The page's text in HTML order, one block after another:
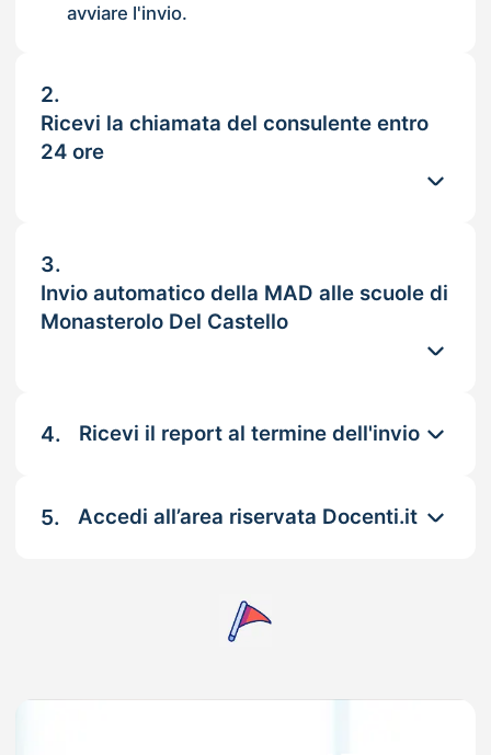
avviare l'invio.
2.
Ricevi la chiamata del consulente entro
24 ore
3.
Invio automatico della MAD alle scuole di
Monasterolo Del Castello
4. Ricevi il report al termine dell'invio
5. Accedi all’area riservata Docenti.it